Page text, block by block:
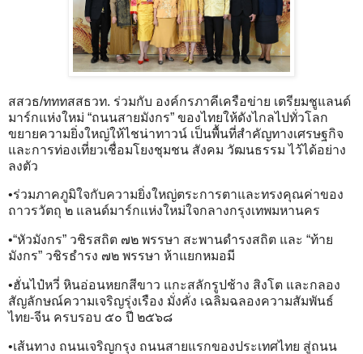
สสวธ/ทททสสธวท. ร่วมกับ องค์กรภาคีเครือข่าย เตรียมชูแลนด์
มาร์กแห่งใหม่ “ถนนสายมังกร” ของไทยให้ดังไกลไปทั่วโลก
ขยายความยิ่งใหญ่ให้ไชน่าทาวน์ เป็นพื้นที่สำคัญทางเศรษฐกิจ
และการท่องเที่ยวเชื่อมโยงชุมชน สังคม วัฒนธรรม ไว้ได้อย่าง
ลงตัว
•ร่วมภาคภูมิใจกับความยิ่งใหญ่ตระการตาและทรงคุณค่าของ
ถาวรวัตถุ ๒ แลนด์มาร์กแห่งใหม่ใจกลางกรุงเทพมหานคร
•“หัวมังกร” วชิรสถิต ๗๒ พรรษา สะพานดำรงสถิต และ “ท้าย
มังกร” วชิรธำรง ๗๒ พรรษา ห้าแยกหมอมี
•ฮั่นไป๋หวี่ หินอ่อนหยกสีขาว แกะสลักรูปช้าง สิงโต และกลอง
สัญลักษณ์ความเจริญรุ่งเรือง มั่งคั่ง เฉลิมฉลองความสัมพันธ์
ไทย-จีน ครบรอบ ๕๐ ปี ๒๕๖๘
•เส้นทาง ถนนเจริญกรุง ถนนสายแรกของประเทศไทย สู่ถนน